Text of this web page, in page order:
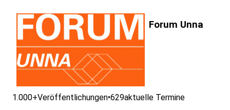
Forum Unna
1.000+Veröffentlichungen•629aktuelle Termine